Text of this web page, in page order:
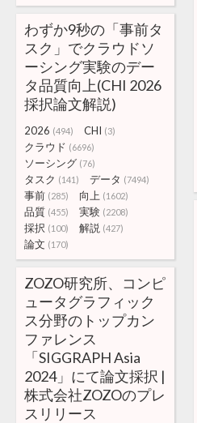
わずか9秒の「事前タ
スク」でクラウドソ
ーシング実験のデー
タ品質向上(CHI 2026
採択論文解説)
2026 (494) CHI (3)
クラウド (6696)
ソーシング (76)
タスク (141) データ (7494)
事前 (285) 向上 (1602)
品質 (455) 実験 (2208)
採択 (100) 解説 (427)
論文 (170)
ZOZO研究所、コンピ
ュータグラフィック
ス分野のトップカン
ファレンス
「SIGGRAPH Asia
2024」にて論文採択 |
株式会社ZOZOのプレ
スリリース